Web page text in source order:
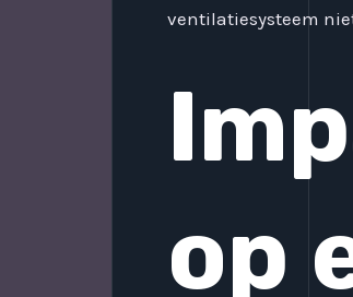
ventilatiesysteem
op